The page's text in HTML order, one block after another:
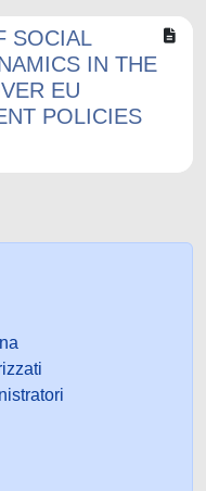
SOCIAL
IN THE
EU
POLICIES